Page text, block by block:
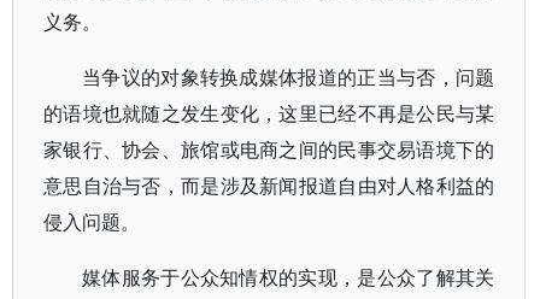
义务。
当争议的对象转换成媒体报道的正当与否，问题
的语境也就随之发生变化，这里已经不再是公民与某
家银行、协会、旅馆或电商之间的民事交易语境下的
意思自治与否，而是涉及新闻报道自由对人格利益的
侵入问题。
媒体服务于公众知情权的实现，是公众了解其关